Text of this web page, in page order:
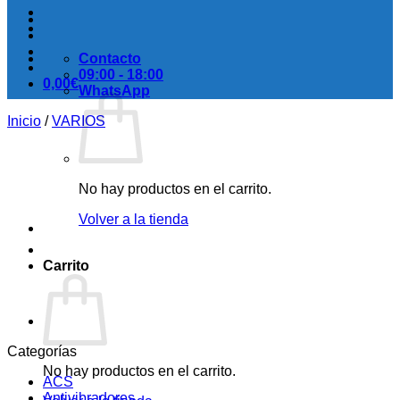
0,00€
No hay productos en el carrito.
Volver a la tienda
Carrito
No hay productos en el carrito.
Contacto
09:00 - 18:00
WhatsApp
Inicio / VARIOS
Categorías
ACS